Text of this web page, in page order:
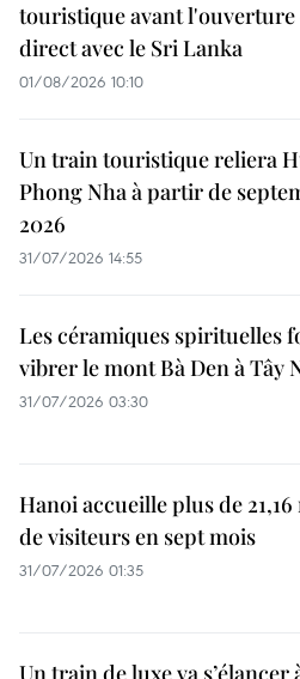
touristique avant
direct avec le Sri Lanka
01/08/2026 10:10
Un train touristique reliera
Phong Nha à partir de
2026
31/07/2026 14:55
Les céramiques spirituelles
vibrer le mont Bà Den à Tây
31/07/2026 03:30
Hanoi accueille plus de
de visiteurs en sept mois ​
31/07/2026 01:35